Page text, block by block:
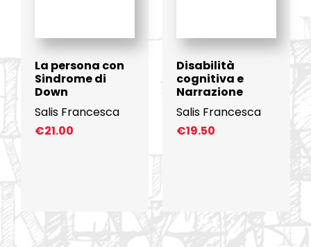
La persona con
Sindrome di
Down
Salis Francesca
€21.00
Disabilità
cognitiva e
Narrazione
Salis Francesca
€19.50